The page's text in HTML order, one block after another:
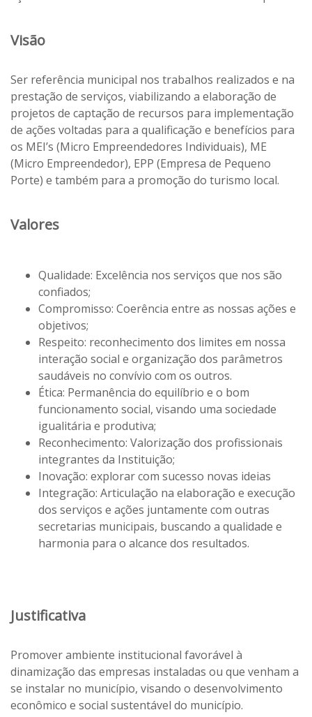
Visão
Ser referência municipal nos trabalhos realizados e na
prestação de serviços, viabilizando a elaboração de
projetos de captação de recursos para implementação
de ações voltadas para a qualificação e benefícios para
os MEI’s (Micro Empreendedores Individuais), ME
(Micro Empreendedor), EPP (Empresa de Pequeno
Porte) e também para a promoção do turismo local.
Valores
Qualidade: Excelência nos serviços que nos são
confiados;
Compromisso: Coerência entre as nossas ações e
objetivos;
Respeito: reconhecimento dos limites em nossa
interação social e organização dos parâmetros
saudáveis no convívio com os outros.
Ética: Permanência do equilíbrio e o bom
funcionamento social, visando uma sociedade
igualitária e produtiva;
Reconhecimento: Valorização dos profissionais
integrantes da Instituição;
Inovação: explorar com sucesso novas ideias
Integração: Articulação na elaboração e execução
dos serviços e ações juntamente com outras
secretarias municipais, buscando a qualidade e
harmonia para o alcance dos resultados.
Justificativa
Promover ambiente institucional favorável à
dinamização das empresas instaladas ou que venham a
se instalar no município, visando o desenvolvimento
econômico e social sustentável do município.